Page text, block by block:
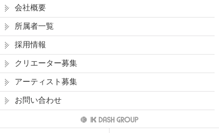
会社概要
所属者一覧
採用情報
クリエーター募集
アーティスト募集
お問い合わせ